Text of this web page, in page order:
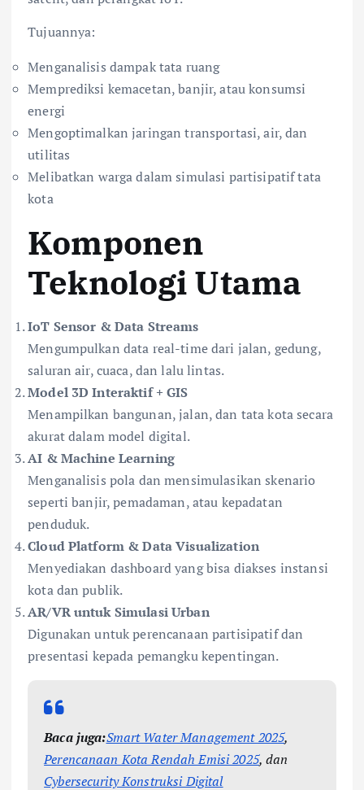
Tujuannya:
Menganalisis dampak tata ruang
Memprediksi kemacetan, banjir, atau konsumsi
energi
Mengoptimalkan jaringan transportasi, air, dan
utilitas
Melibatkan warga dalam simulasi partisipatif tata
kota
Komponen
Teknologi Utama
IoT Sensor & Data Streams
Mengumpulkan data real-time dari jalan, gedung,
saluran air, cuaca, dan lalu lintas.
Model 3D Interaktif + GIS
Menampilkan bangunan, jalan, dan tata kota secara
akurat dalam model digital.
AI & Machine Learning
Menganalisis pola dan mensimulasikan skenario
seperti banjir, pemadaman, atau kepadatan
penduduk.
Cloud Platform & Data Visualization
Menyediakan dashboard yang bisa diakses instansi
kota dan publik.
AR/VR untuk Simulasi Urban
Digunakan untuk perencanaan partisipatif dan
presentasi kepada pemangku kepentingan.
Baca juga:Smart Water Management 2025,
Perencanaan Kota Rendah Emisi 2025, dan
Cybersecurity Konstruksi Digital